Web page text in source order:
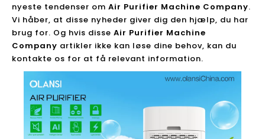
nyeste tendenser om Air Purifier Machine Company.
Vi håber, at disse nyheder giver dig den hjælp, du har
brug for. Og hvis disse Air Purifier Machine
Company artikler ikke kan løse dine behov, kan du
kontakte os for at få relevant information.